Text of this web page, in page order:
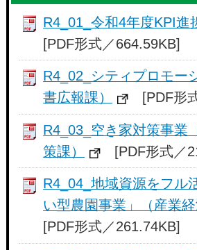
R4_01_令和4年度KPI進
[PDF形式／664.59KB]
R4_02_シティプロモー
書広報課）
[PDF形
R4_03_空き家対策事業
策課）
[PDF形式／
R4_04_地域資源をフル
い型農園事業」（産業経
[PDF形式／261.74KB]